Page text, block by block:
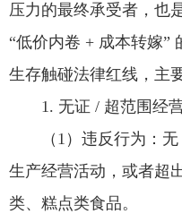
压力的最终承受者，也
“低价内卷 + 成本转嫁”
生存触碰法律红线，主
1. 无证 / 超范围经
（1）违反行为：
生产经营活动，或者超
类、糕点类食品。